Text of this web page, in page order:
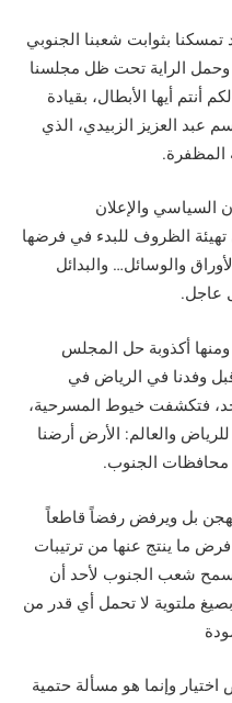
تمسكنا بثوابت شعبنا الجنوبي
وحمل الراية تحت ظل مجلسنا
أنتم أيها الأبطال، بقيادة
عبد العزيز الزبيدي، الذي
المظفرة.
السياسي والإعلان
الظروف للبدء في فرضها
والوسائل… والبدائل
عاجل.
ومنها أكذوبة حل المجلس
قبل وفدنا في الرياض في
فتكشفت خيوط المسرحية،
والعالم: الأرض أرضنا
محافظات الجنوب.
بل ويرفض رفضاً قاطعاً
ما ينتج عنها من ترتيبات
شعب الجنوب لأحد أن
ملتوية لا تحمل أي قدر من
وإنما هو مسألة حتمية